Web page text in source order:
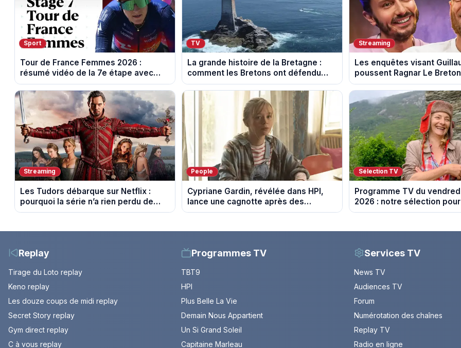
Sport
Tour de France Femmes 2026 :
résumé vidéo de la 7e étape avec
l'ascension du Mont Ventoux
TV
La grande histoire de la Bretagne :
comment les Bretons ont défendu
leur culture au fil des décennies
Streaming
Les enquêtes visant
poussent Ragnar Le
la tournée Legend
Streaming
Les Tudors débarque sur Netflix :
pourquoi la série n’a rien perdu de
son pouvoir
People
Cypriane Gardin, révélée dans HPI,
lance une cagnotte après des
difficultés financières
Sélection TV
Programme TV du
2026 : notre sélection
soirée télé
Replay
Tirage du Loto replay
Keno replay
Les douze coups de midi replay
Secret Story replay
Gym direct replay
C à vous replay
Programmes TV
TBT9
HPI
Plus Belle La Vie
Demain Nous Appartient
Un Si Grand Soleil
Capitaine Marleau
Services TV
News TV
Audiences TV
Forum
Numérotation des chaînes
Replay TV
Radio en ligne